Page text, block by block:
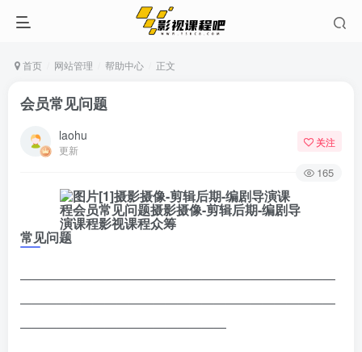
首页 网站管理 帮助中心 正文
会员常见问题
laohu
更新
关注
165
常见问题
——————————————————————————
——————————————————————————
—————————————————